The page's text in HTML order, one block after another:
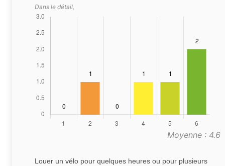
Dans le détail,
Moyenne : 4.6
Louer un vélo pour quelques heures ou pour plusieurs